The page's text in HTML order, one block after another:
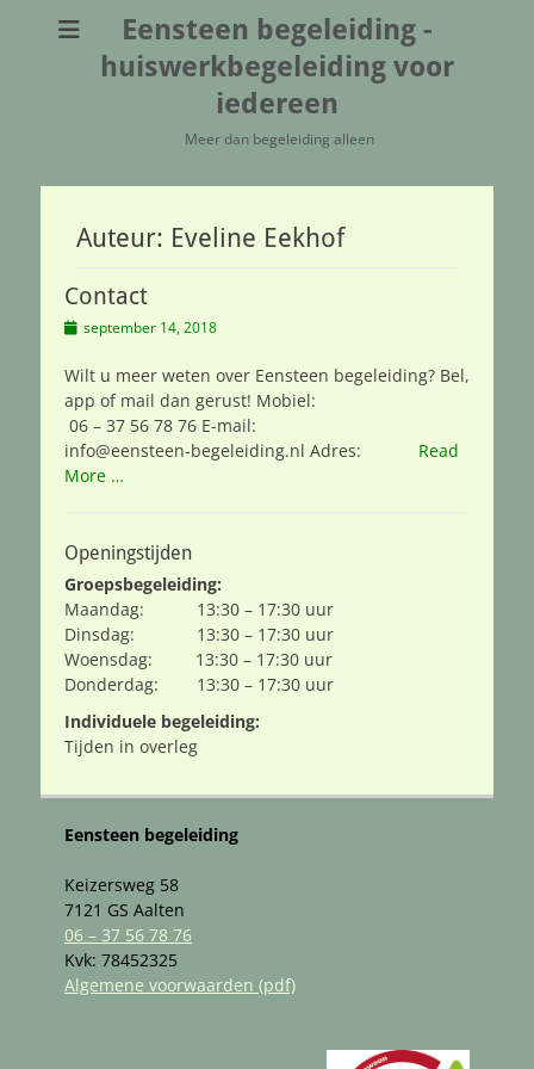
Eensteen begeleiding -
huiswerkbegeleiding voor
iedereen
Meer dan begeleiding alleen
Auteur: Eveline Eekhof
Contact
Geplaatst
september 14, 2018
Wilt u meer weten over Eensteen begeleiding? Bel,
app of mail dan gerust! Mobiel:
06 – 37 56 78 76 E-mail:
info@eensteen-begeleiding.nl Adres: Read
More …
Openingstijden
Groepsbegeleiding:
Maandag: 13:30 – 17:30 uur
Dinsdag: 13:30 – 17:30 uur
Woensdag: 13:30 – 17:30 uur
Donderdag: 13:30 – 17:30 uur
Individuele begeleiding:
Tijden in overleg
Eensteen begeleiding
Keizersweg 58
7121 GS Aalten
06 – 37 56 78 76
Kvk: 78452325
Algemene voorwaarden (pdf)